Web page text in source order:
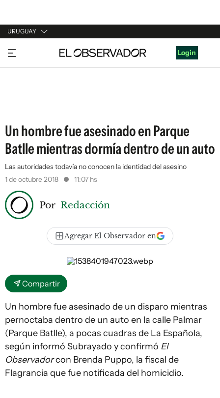
URUGUAY
URUGUAY
ARGENTINA
Login
Un hombre fue asesinado en Parque
Batlle mientras dormía dentro de un auto
Las autoridades todavía no conocen la identidad del asesino
1 de octubre 2018
11:07 hs
Por Redacción
Agregar El Observador en
Compartir
Un hombre fue asesinado de un disparo mientras
pernoctaba dentro de un auto en la calle Palmar
(Parque Batlle), a pocas cuadras de La Española,
según informó Subrayado y confirmó El
Observadorcon Brenda Puppo, la fiscal de
Flagrancia que fue notificada del homicidio.